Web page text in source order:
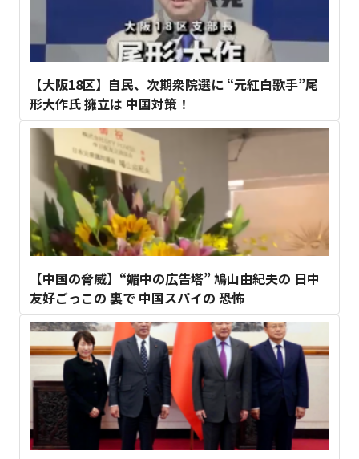
【大阪18区】自民、次期衆院選に “元紅白歌手”尾
形大作氏 擁立は 中国対策！
【中国の脅威】“媚中の広告塔” 鳩山由紀夫の 日中
友好ごっこの 裏で 中国スパイの 恐怖